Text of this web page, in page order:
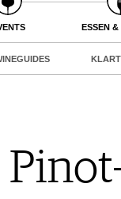
ESSEN